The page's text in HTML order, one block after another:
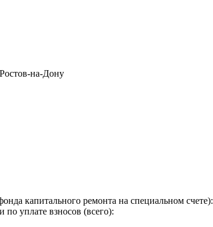
на-Дону
капитального ремонта на специальном счете):
уплате взносов (всего):